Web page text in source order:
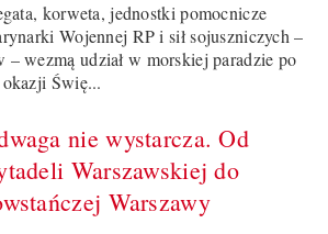
korweta, jednostki pomocnicze
Wojennej RP i sił sojuszniczych –
wezmą udział w morskiej paradzie po
Świę...
nie wystarcza. Od
Warszawskiej do
Warszawy